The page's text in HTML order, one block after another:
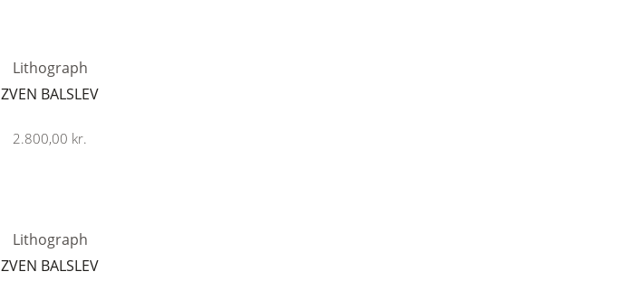
Lithograph
ZVEN BALSLEV
2.800,00 kr.
Lithograph
ZVEN BALSLEV